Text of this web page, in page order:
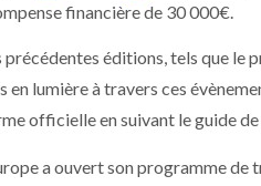
financière de 30 000€.
éditions, tels que le
en lumière à travers ces
officielle en suivant le guide
a ouvert son programme